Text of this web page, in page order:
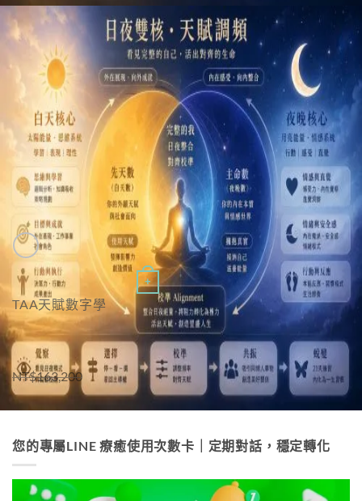
格：
NT$81,600。
格：
NT$39,800。
特價
+
Quick View
TAA天賦數字學
TAA天賦數字學｜雙人共振同行方案
NT$163,200 原
始
價
格：
NT$163,200。
NT$75,800 目
前
價
格：
NT$75,800。
您的專屬LINE 療癒使用次數卡｜定期對話，穩定轉化